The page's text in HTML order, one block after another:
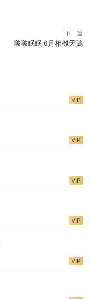
下一篇
啵啵眠眠 6月相機天鵝
VIP
VIP
VIP
VIP
VIP